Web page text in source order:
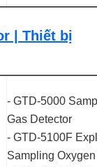
| Thiết bị
- GTD-5000
Gas Detector
- GTD-5100F
Sampling